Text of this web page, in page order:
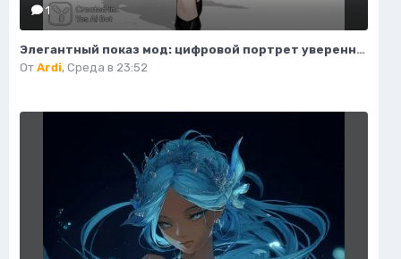
1
Элегантный показ мод: цифровой портрет уверенной в себе женщины. Изображение из нейронной сети Flux.1
От Ardi, Среда в 23:52